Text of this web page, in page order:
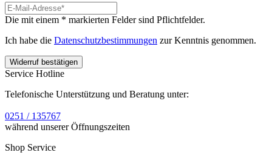
Die mit einem * markierten Felder sind Pflichtfelder.
Ich habe die Datenschutzbestimmungen zur Kenntnis genommen.
Widerruf bestätigen
Service Hotline
Telefonische Unterstützung und Beratung unter:
0251 / 135767
während unserer Öffnungszeiten
Shop Service